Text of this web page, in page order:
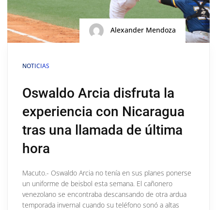
Alexander Mendoza
NOTICIAS
Oswaldo Arcia disfruta la
experiencia con Nicaragua
tras una llamada de última
hora
Macuto.- Oswaldo Arcia no tenía en sus planes ponerse
un uniforme de beisbol esta semana. El cañonero
venezolano se encontraba descansando de otra ardua
temporada invernal cuando su teléfono sonó a altas